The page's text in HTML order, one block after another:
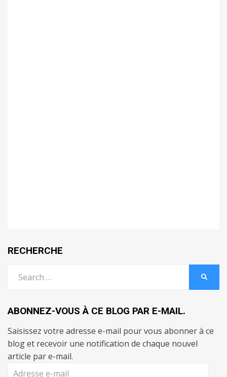
RECHERCHE
for:
ABONNEZ-VOUS À CE BLOG PAR E-MAIL.
Saisissez votre adresse e-mail pour vous abonner à ce
blog et recevoir une notification de chaque nouvel
article par e-mail.
Adresse